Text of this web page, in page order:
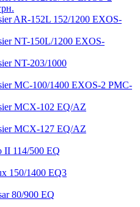
AR-152L 152/1200 EXOS-
NT-150L/1200 EXOS-
NT-203/1000
МС-100/1400 EXOS-2 PMC-
МСX-102 EQ/AZ
МСX-127 EQ/AZ
II 114/500 EQ
150/1400 EQ3
80/900 EQ